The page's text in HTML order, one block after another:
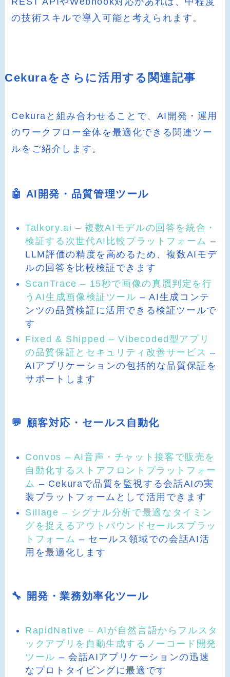
の技術スキルで導入可能と考えられます。
Cekuraをさらに活用する関連記事
Cekuraと組み合わせることで、AI開発・運用
のワークフロー全体を最適化できる関連ツー
ルをご紹介します。
🤖 AI開発・品質管理ツール
Talkory.ai – 複数AIモデルの回答を統合・
検証する次世代AI比較プラットフォーム –
LLM評価の精度を高めるため、複数AIモデ
ルの回答を比較検証できます
ScanTrace – 15秒で画像の真贋判定を行
うAI生成画像検証ツール – AI生成コンテ
ンツの品質検証に活用できる検証ツールで
す
Fixed & Shipped – Vibecoded型アプリ
の品質保証とセキュリティ改善サービス –
AIアプリケーションの包括的な品質保証を
サポートします
💬 顧客対応・セールス自動化
Convos – AI音声・チャット接客で販売を
自動化するストアフロントプラットフォー
ム – Cekuraで品質を監視する会話AIの実
装プラットフォームとして活用できます
Sillage – シグナル分析で最適なタイミン
グを捉えるアウトバウンドセールスプラッ
トフォーム – セールス領域での会話AI活
用を最適化します
🔧 開発・業務効率化ツール
RapidNative – AIが自然言語からフルスタ
ックアプリを自動生成するノーコード開発
ツール – 会話AIアプリケーションの迅速
なプロトタイピングに最適です